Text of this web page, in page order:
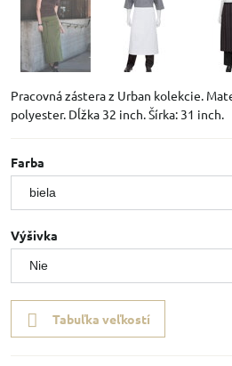
Pracovná zástera z Urban kolekcie.
polyester. Dĺžka 32 inch. Šírka: 31 inch.
Farba
Výšivka
Tabuľka veľkostí